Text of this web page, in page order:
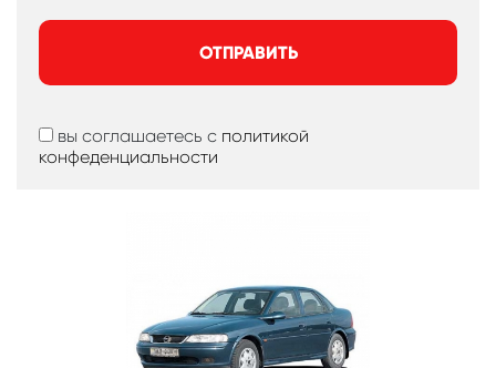
ОТПРАВИТЬ
вы соглашаетесь с политикой
конфеденциальности